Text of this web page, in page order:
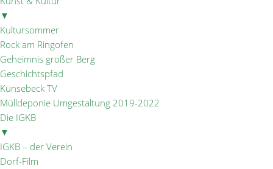
▼
Kultursommer
Rock am Ringofen
Geheimnis großer Berg
Geschichtspfad
Künsebeck TV
Mülldeponie Umgestaltung 2019-2022
Die IGKB
▼
IGKB – der Verein
Dorf-Film